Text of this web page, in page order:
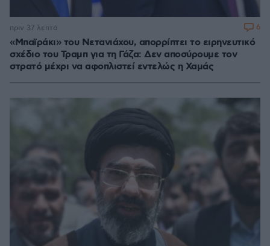
«Μπαϊράκι» του Νετανιάχου, απορρίπτει το ειρηνευτικό
σχέδιο του Τραμπ για τη Γάζα: Δεν αποσύρουμε τον
στρατό μέχρι να αφοπλιστεί εντελώς η Χαμάς
πριν 37 λεπτά 6